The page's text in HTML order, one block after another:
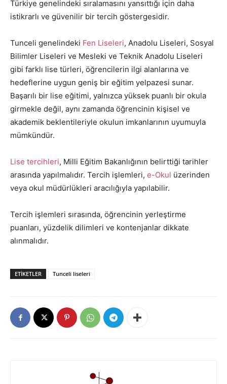
Türkiye genelindeki sıralamasını yansıttığı için daha
istikrarlı ve güvenilir bir tercih göstergesidir.
Tunceli genelindeki Fen Liseleri, Anadolu Liseleri, Sosyal
Bilimler Liseleri ve Mesleki ve Teknik Anadolu Liseleri
gibi farklı lise türleri, öğrencilerin ilgi alanlarına ve
hedeflerine uygun geniş bir eğitim yelpazesi sunar.
Başarılı bir lise eğitimi, yalnızca yüksek puanlı bir okula
girmekle değil, aynı zamanda öğrencinin kişisel ve
akademik beklentileriyle okulun imkanlarının uyumuyla
mümkündür.
Lise tercihleri, Milli Eğitim Bakanlığının belirttiği tarihler
arasında yapılmalıdır. Tercih işlemleri, e-Okul üzerinden
veya okul müdürlükleri aracılığıyla yapılabilir.
Tercih işlemleri sırasında, öğrencinin yerleştirme
puanları, yüzdelik dilimleri ve kontenjanlar dikkate
alınmalıdır.
ETIKETLER Tunceli liseleri